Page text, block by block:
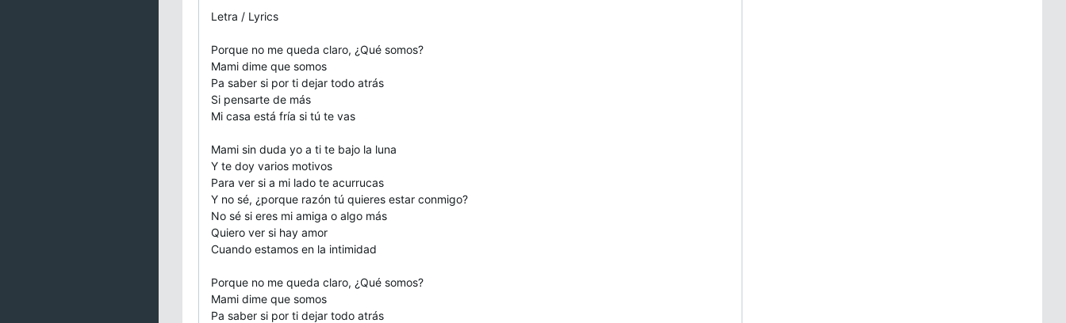
Letra / Lyrics
Porque no me queda claro, ¿Qué somos?
Mami dime que somos
Pa saber si por ti dejar todo atrás
Si pensarte de más
Mi casa está fría si tú te vas
Mami sin duda yo a ti te bajo la luna
Y te doy varios motivos
Para ver si a mi lado te acurrucas
Y no sé, ¿porque razón tú quieres estar conmigo?
No sé si eres mi amiga o algo más
Quiero ver si hay amor
Cuando estamos en la intimidad
Porque no me queda claro, ¿Qué somos?
Mami dime que somos
Pa saber si por ti dejar todo atrás